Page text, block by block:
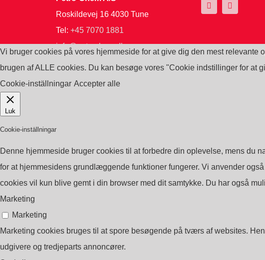
Roskildevej 16 4030 Tune
Tel: +45 7070 1881
info@petrochem.dk
Vi bruger cookies på vores hjemmeside for at give dig den mest
brugen af ALLE cookies. Du kan besøge vores "Cookie indstillinger for at
Cookie-inställningar Accepter alle
Luk
Cookie-inställningar
Denne hjemmeside bruger cookies til at forbedre din oplevelse, mens du
for at hjemmesidens grundlæggende funktioner fungerer. Vi anvender
cookies vil kun blive gemt i din browser med dit samtykke. Du har også
Marketing
Marketing
Marketing cookies bruges til at spore besøgende på tværs af websites.
udgivere og tredjeparts annoncører.